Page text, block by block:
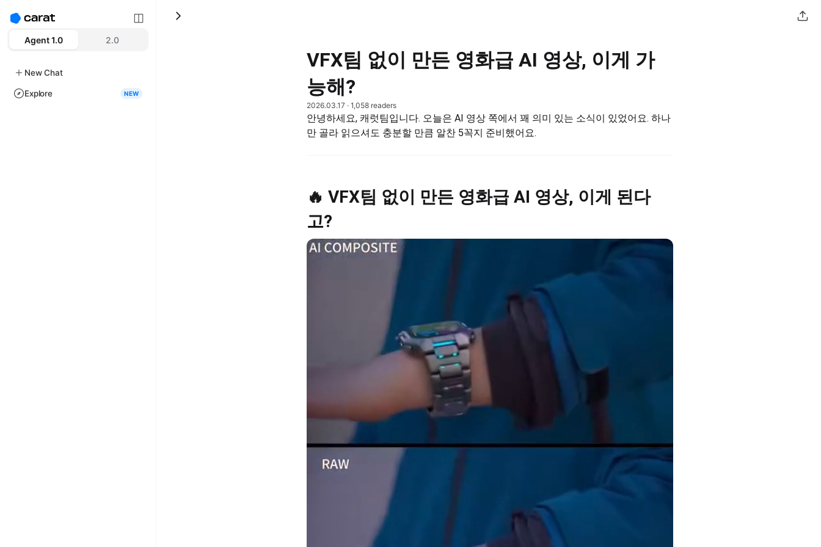
Agent 1.0 2.0
New Chat
Explore NEW
VFX팀 없이 만든 영화급 AI 영상, 이게 가
능해?
2026.03.17 · 1,058 readers
안녕하세요, 캐럿팀입니다. 오늘은 AI 영상 쪽에서 꽤 의미 있는 소식이 있었어요. 하나
만 골라 읽으셔도 충분할 만큼 알찬 5꼭지 준비했어요.
🔥 VFX팀 없이 만든 영화급 AI 영상, 이게 된다
고?